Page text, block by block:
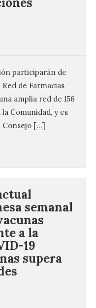
participarán de
de Farmacias
amplia red de 156
Comunidad, y es
[…]
semanal
a la
19
supera